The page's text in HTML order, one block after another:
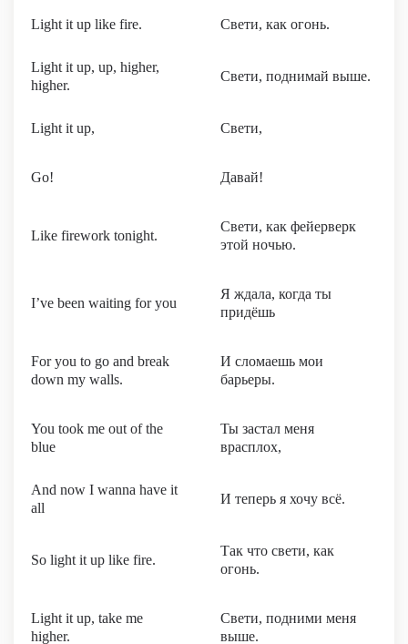
Light it up like fire. Свети, как огонь.
Light it up, up, higher,
higher.
Свети, поднимай выше.
Light it up, Свети,
Go! Давай!
Like firework tonight.
Свети, как фейерверк
этой ночью.
I’ve been waiting for you
Я ждала, когда ты
придёшь
For you to go and break
down my walls.
И сломаешь мои
барьеры.
You took me out of the
blue
Ты застал меня
врасплох,
And now I wanna have it
all
И теперь я хочу всё.
So light it up like fire.
Так что свети, как
огонь.
Light it up, take me
higher.
Свети, подними меня
выше.